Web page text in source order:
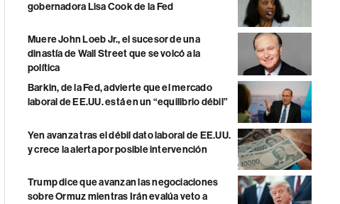
gobernadora Lisa Cook de la Fed
Muere John Loeb Jr., el sucesor de una
dinastía de Wall Street que se volcó a la
política
Barkin, de la Fed, advierte que el mercado
laboral de EE.UU. está en un “equilibrio débil”
Yen avanza tras el débil dato laboral de EE.UU.
y crece la alerta por posible intervención
Trump dice que avanzan las negociaciones
sobre Ormuz mientras Irán evalúa veto a